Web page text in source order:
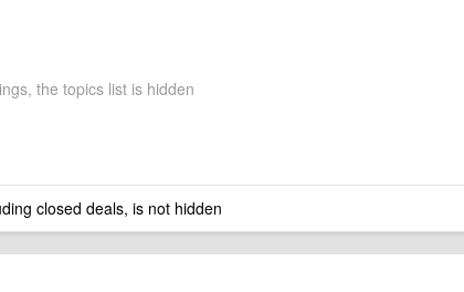
the topics list is hidden
closed deals, is not hidden